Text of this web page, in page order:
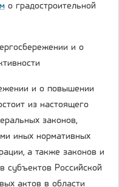
о градостроительной
и о
и о повышении
из настоящего
законов,
иных нормативных
а также законов и
субъектов Российской
актов в области